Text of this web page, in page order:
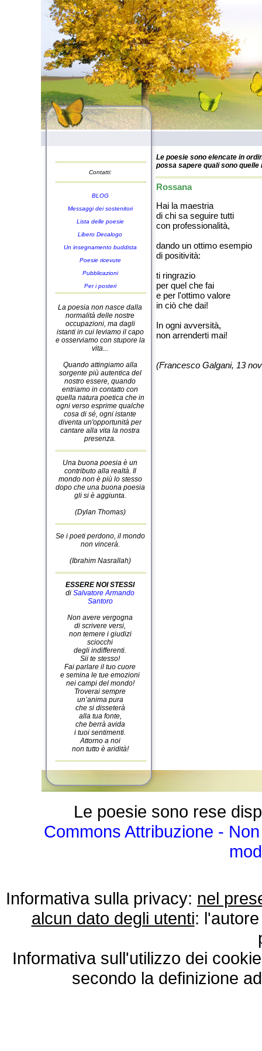
Contatti:
BLOG
Messaggi dei sostenitori
Lista delle poesie
Libero Decalogo
Un insegnamento buddista
Poesie ricevute
Pubblicazioni
Per i posteri
La poesia non nasce dalla
normalità delle nostre
occupazioni, ma dagli
istanti in cui leviamo il capo
e osserviamo con stupore la
vita...
Quando attingiamo alla
sorgente più autentica del
nostro essere, quando
entriamo in contatto con
quella natura poetica che in
ogni verso esprime qualche
cosa di sé, ogni istante
diventa un'opportunità per
cantare alla vita la nostra
presenza.
Una buona poesia è un
contributo alla realtà. Il
mondo non è più lo stesso
dopo che una buona poesia
gli si è aggiunta.
(Dylan Thomas)
Se i poeti perdono, il mondo
non vincerà.
(Ibrahim Nasrallah)
ESSERE NOI STESSI
di Salvatore Armando
Santoro
Non avere vergogna
di scrivere versi,
non temere i giudizi
sciocchi
degli indifferenti.
Sii te stesso!
Fai parlare il tuo cuore
e semina le tue emozioni
nei campi del mondo!
Troverai sempre
un’anima pura
che si disseterà
alla tua fonte,
che berrà avida
i tuoi sentimenti.
Attorno a noi
non tutto è aridità!
Le poesie sono elencate in
possa sapere quali sono
Rossana
Hai la maestria
di chi sa seguire tutti
con professionalità,
dando un ottimo esempio
di positività:
ti ringrazio
per quel che fai
e per l'ottimo valore
in ciò che dai!
In ogni avversità,
non arrenderti mai!
(Francesco Galgani, 13
Le poesie sono rese
Commons Attribuzione -
Informativa sulla privacy: nel
alcun dato degli utenti:
Informativa sull'utilizzo dei
secondo la definizione